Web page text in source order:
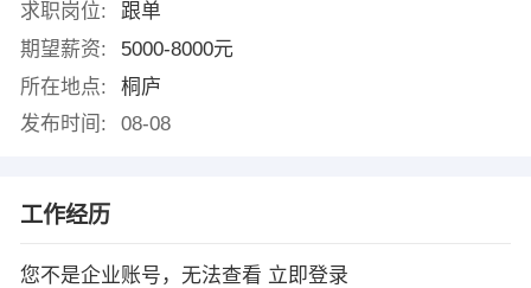
求职岗位:
跟单
期望薪资:
5000-8000元
所在地点:
桐庐
发布时间:
08-08
工作经历
您不是企业账号，无法查看 立即登录